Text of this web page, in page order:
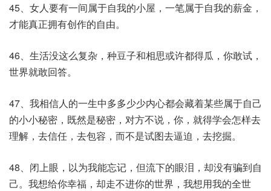
45、女人要有一间属于自我的小屋，一笔属于自我的薪金，
才能真正拥有创作的自由。
46、生活没这么复杂，种豆子和相思或许都得瓜，你敢试，
世界就敢回答。
47、我相信人的一生中多多少少内心都会藏着某些属于自己
的小小秘密，既然是秘密，对方不说，你，就得学会怎样去
理解，去信任，去包容，而不是试图去逼迫，去挖掘。
48、闭上眼，以为我能忘记，但流下的眼泪，却没有骗到自
己。我想给你幸福，却走不进你的世界，我想用我的全世